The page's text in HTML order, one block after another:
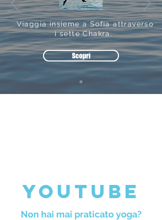
Viaggia insieme a Sofia attraverso
i sette Chakra.
Scopri
YOUTUBE
Non hai mai praticato yoga?